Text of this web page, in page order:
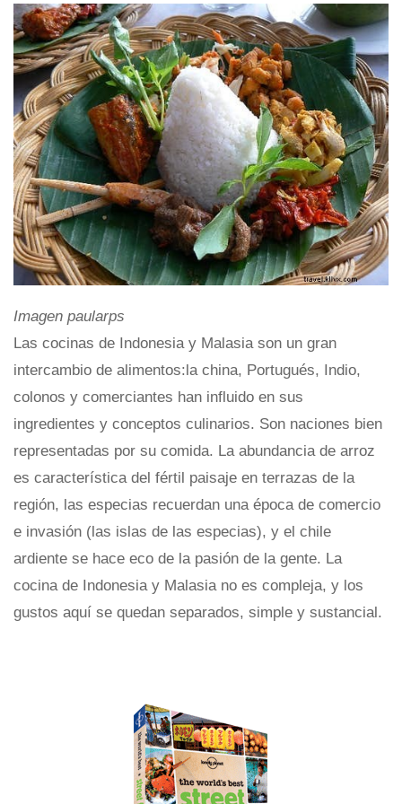
Imagen paularps
Las cocinas de Indonesia y Malasia son un gran
intercambio de alimentos:la china, Portugués, Indio,
colonos y comerciantes han influido en sus
ingredientes y conceptos culinarios. Son naciones bien
representadas por su comida. La abundancia de arroz
es característica del fértil paisaje en terrazas de la
región, las especias recuerdan una época de comercio
e invasión (las islas de las especias), y el chile
ardiente se hace eco de la pasión de la gente. La
cocina de Indonesia y Malasia no es compleja, y los
gustos aquí se quedan separados, simple y sustancial.